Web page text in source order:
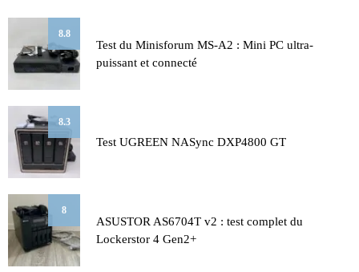
8.8
Test du Minisforum MS-A2 : Mini PC ultra-
puissant et connecté
8.3
Test UGREEN NASync DXP4800 GT
8
ASUSTOR AS6704T v2 : test complet du
Lockerstor 4 Gen2+